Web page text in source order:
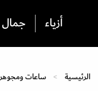
أزياء جمال
الرئيسية ساعات